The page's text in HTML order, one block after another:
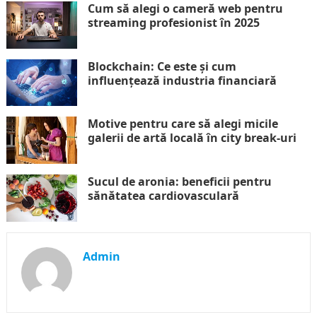
Cum să alegi o cameră web pentru
streaming profesionist în 2025
Blockchain: Ce este și cum
influențează industria financiară
Motive pentru care să alegi micile
galerii de artă locală în city break-uri
Sucul de aronia: beneficii pentru
sănătatea cardiovasculară
Admin